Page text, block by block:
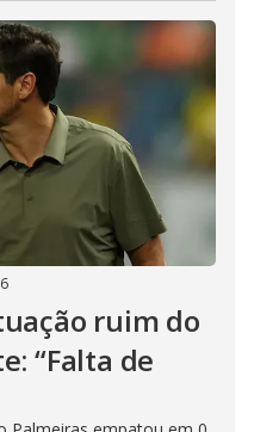
ruim do
“Falta de